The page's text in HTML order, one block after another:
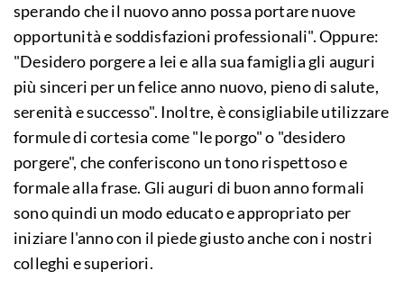
sperando che il nuovo anno possa portare nuove
opportunità e soddisfazioni professionali". Oppure:
"Desidero porgere a lei e alla sua famiglia gli auguri
più sinceri per un felice anno nuovo, pieno di salute,
serenità e successo". Inoltre, è consigliabile utilizzare
formule di cortesia come "le porgo" o "desidero
porgere", che conferiscono un tono rispettoso e
formale alla frase. Gli auguri di buon anno formali
sono quindi un modo educato e appropriato per
iniziare l'anno con il piede giusto anche con i nostri
colleghi e superiori.